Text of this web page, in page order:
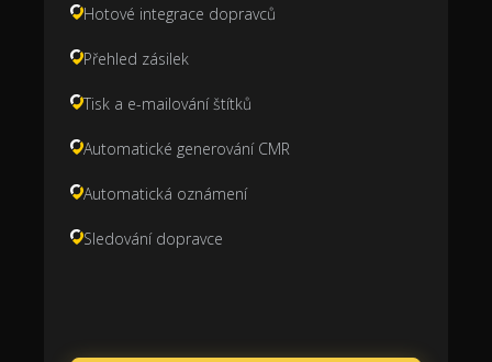
Hotové integrace dopravců
Přehled zásilek
Tisk a e-mailování štítků
Automatické generování CMR
Automatická oznámení
Sledování dopravce